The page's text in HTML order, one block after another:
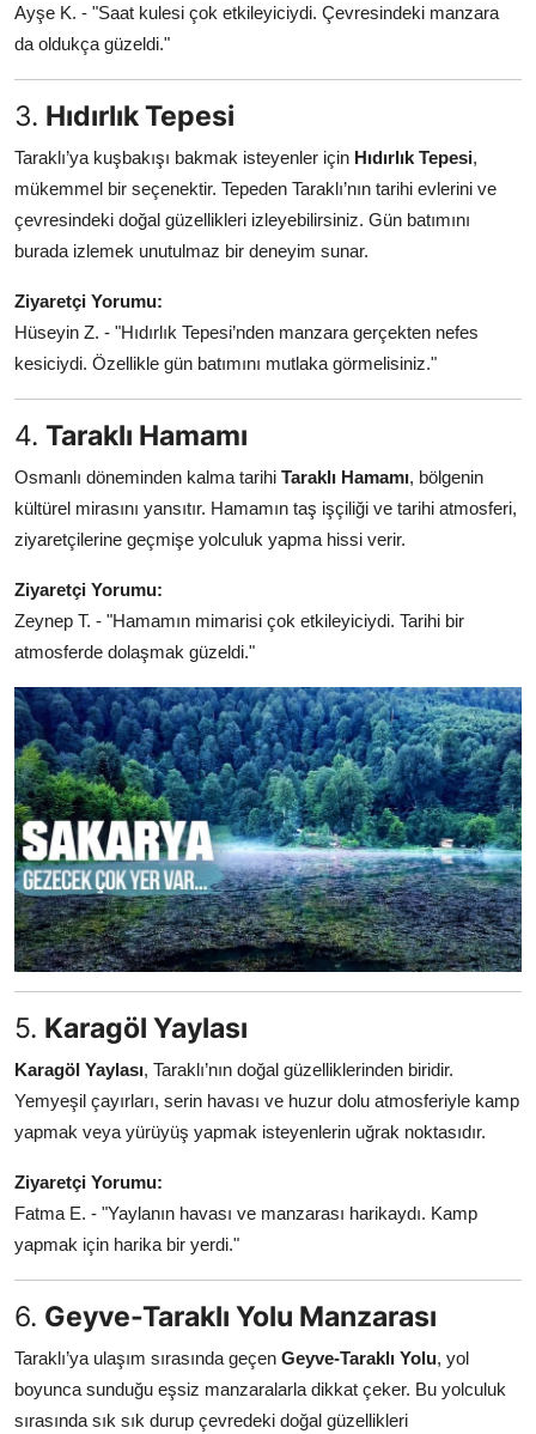
Ayşe K. - "Saat kulesi çok etkileyiciydi. Çevresindeki manzara
da oldukça güzeldi."
3. Hıdırlık Tepesi
Taraklı’ya kuşbakışı bakmak isteyenler için Hıdırlık Tepesi,
mükemmel bir seçenektir. Tepeden Taraklı’nın tarihi evlerini ve
çevresindeki doğal güzellikleri izleyebilirsiniz. Gün batımını
burada izlemek unutulmaz bir deneyim sunar.
Ziyaretçi Yorumu:
Hüseyin Z. - "Hıdırlık Tepesi’nden manzara gerçekten nefes
kesiciydi. Özellikle gün batımını mutlaka görmelisiniz."
4. Taraklı Hamamı
Osmanlı döneminden kalma tarihi Taraklı Hamamı, bölgenin
kültürel mirasını yansıtır. Hamamın taş işçiliği ve tarihi atmosferi,
ziyaretçilerine geçmişe yolculuk yapma hissi verir.
Ziyaretçi Yorumu:
Zeynep T. - "Hamamın mimarisi çok etkileyiciydi. Tarihi bir
atmosferde dolaşmak güzeldi."
5. Karagöl Yaylası
Karagöl Yaylası, Taraklı’nın doğal güzelliklerinden biridir.
Yemyeşil çayırları, serin havası ve huzur dolu atmosferiyle kamp
yapmak veya yürüyüş yapmak isteyenlerin uğrak noktasıdır.
Ziyaretçi Yorumu:
Fatma E. - "Yaylanın havası ve manzarası harikaydı. Kamp
yapmak için harika bir yerdi."
6. Geyve-Taraklı Yolu Manzarası
Taraklı’ya ulaşım sırasında geçen Geyve-Taraklı Yolu, yol
boyunca sunduğu eşsiz manzaralarla dikkat çeker. Bu yolculuk
sırasında sık sık durup çevredeki doğal güzellikleri